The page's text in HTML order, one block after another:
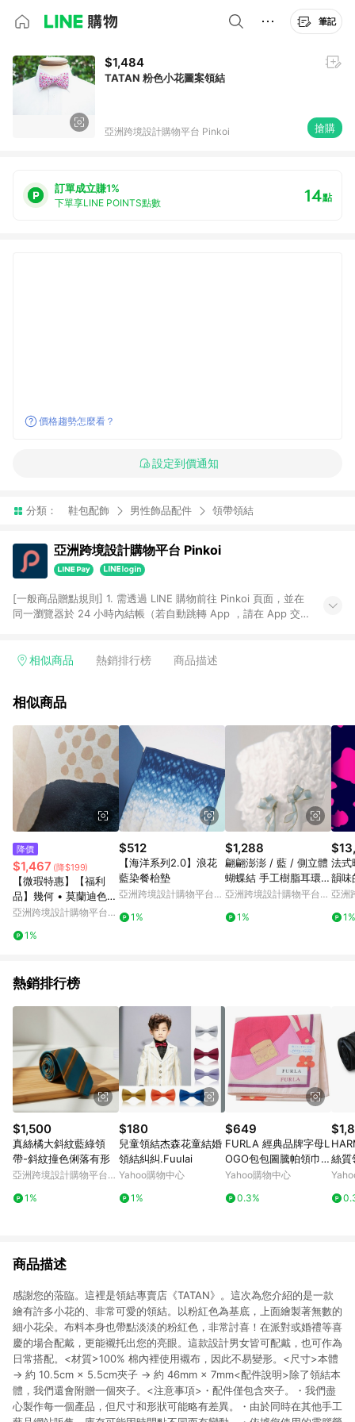
筆記
$1,484
TATAN 粉色小花圖案領結
亞洲跨境設計購物平台 Pinkoi 搶購
訂單成立賺1%
下單享LINE POINTS點數 14點
價格趨勢怎麼看？
設定到價通知
分類： 鞋包配飾 男性飾品配件 領帶領結
亞洲跨境設計購物平台 Pinkoi
[一般商品贈點規則] 1. 需透過 LINE 購物前往 Pinkoi 頁面，並在
同一瀏覽器於 24 小時內結帳（若自動跳轉 App ，請在 App 交
回饋訂單不得享有 Pinkoi 站方優惠，例如首購優惠，P coins，
行為，不具贈點資格，部分退款不在此限。 6. APP 請更新至
貨後 45 天後發送。 8. 群眾募資商品，禮物卡，開館保證金，補
運費，攤位費等不具贈點資格。 9. LINE 購物站上之商品規格、
顏色、價位、贈品如與 Pinkoi 商品資訊頁及購物車不符，以
Pinkoi 購物商品資訊頁及購物車標示為準。 10. 點數紅包使用規
則請以點數紅包活動說明為準。 11. 若於 LINE 購物前往 Pinkoi
頁面後才首次下載 Pinkoi APP 並完成訂單，不符合導購資格；承
上，首次下載 Pinkoi APP 後，需透過 LINE 購物前往 Pinkoi 頁
相似商品 熱銷排行榜 商品描述
相似商品
降價
$1,467 (降$199)
【微瑕特惠】【福利
品】幾何 • 莫蘭迪色塊
I- 臥室掛畫/簡約風/
亞洲跨境設計購物平台
1%
$512
【海洋系列2.0】浪花
藍染餐枱墊
亞洲跨境設計購物平台
1%
$1,288
翩翩澎澎 / 藍 / 側立體
蝴蝶結 手工樹脂耳環
耳夾
亞洲跨境設計購物平台
1%
法式
韻味
亞洲
1%
熱銷排行榜
$1,500
真絲橘大斜紋藍綠領
帶-斜紋撞色俐落有形
亞洲跨境設計購物平台
1%
$180
兒童領結杰森花童結婚
領結糾糾.Fuulai
Yahoo購物中心
1%
$649
FURLA 經典品牌字母L
OGO包包圖騰帕領巾
(粉紅)
Yahoo購物中心
0.3%
絲質
商品描述
感謝您的蒞臨。這裡是領結專賣店《TATAN》。這次為您介紹的是一款
繪有許多小花的、非常可愛的領結。以粉紅色為基底，上面繪製著無數的
細小花朵。布料本身也帶點淡淡的粉紅色，非常討喜！在派對或婚禮等喜
慶的場合配戴，更能襯托出您的亮眼。這款設計男女皆可配戴，也可作為
日常搭配。<材質>100% 棉內裡使用襯布，因此不易變形。<尺寸>本體
→ 約 10.5cm × 5.5cm夾子 → 約 46mm × 7mm<配件說明>除了領結本
體，我們還會附贈一個夾子。<注意事項>・配件僅包含夾子。・我們盡
心製作每一個產品，但尺寸和形狀可能略有差異。・由於同時在其他手工